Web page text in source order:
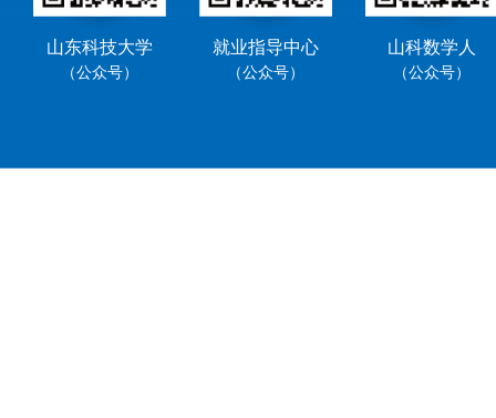
山东科技大学
（公众号）
就业指导中心
（公众号）
山科数学人
（公众号）